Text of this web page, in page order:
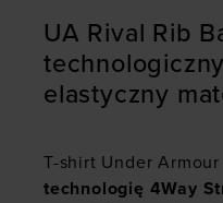
UA Rival Rib
elastyczny
T-shirt Under Armour
technologię 4Way